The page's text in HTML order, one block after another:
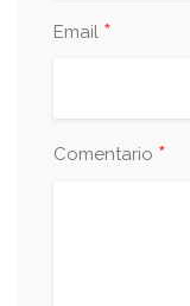
Email *
Comentario *